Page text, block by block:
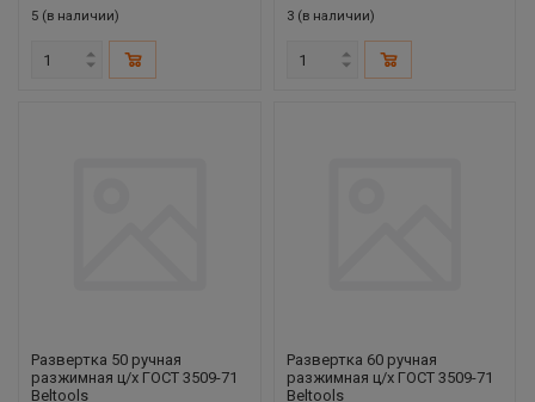
5 (в наличии) 3 (в наличии)
Развертка 50 ручная
разжимная ц/х ГОСТ 3509-71
Beltools
Развертка 60 ручная
разжимная ц/х ГОСТ 3509-71
Beltools